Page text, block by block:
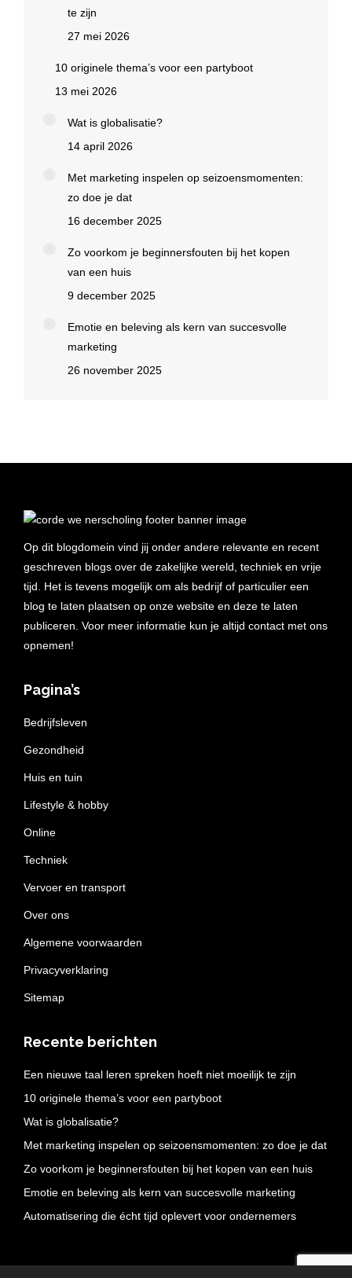
te zijn
27 mei 2026
10 originele thema’s voor een partyboot
13 mei 2026
Wat is globalisatie?
14 april 2026
Met marketing inspelen op seizoensmomenten:
zo doe je dat
16 december 2025
Zo voorkom je beginnersfouten bij het kopen
van een huis
9 december 2025
Emotie en beleving als kern van succesvolle
marketing
26 november 2025
Op dit blogdomein vind jij onder andere relevante en recent
geschreven blogs over de zakelijke wereld, techniek en vrije
tijd. Het is tevens mogelijk om als bedrijf of particulier een
blog te laten plaatsen op onze website en deze te laten
publiceren. Voor meer informatie kun je altijd contact met ons
opnemen!
Pagina’s
Bedrijfsleven
Gezondheid
Huis en tuin
Lifestyle & hobby
Online
Techniek
Vervoer en transport
Over ons
Algemene voorwaarden
Privacyverklaring
Sitemap
Recente berichten
Een nieuwe taal leren spreken hoeft niet moeilijk te zijn
10 originele thema’s voor een partyboot
Wat is globalisatie?
Met marketing inspelen op seizoensmomenten: zo doe je dat
Zo voorkom je beginnersfouten bij het kopen van een huis
Emotie en beleving als kern van succesvolle marketing
Automatisering die écht tijd oplevert voor ondernemers